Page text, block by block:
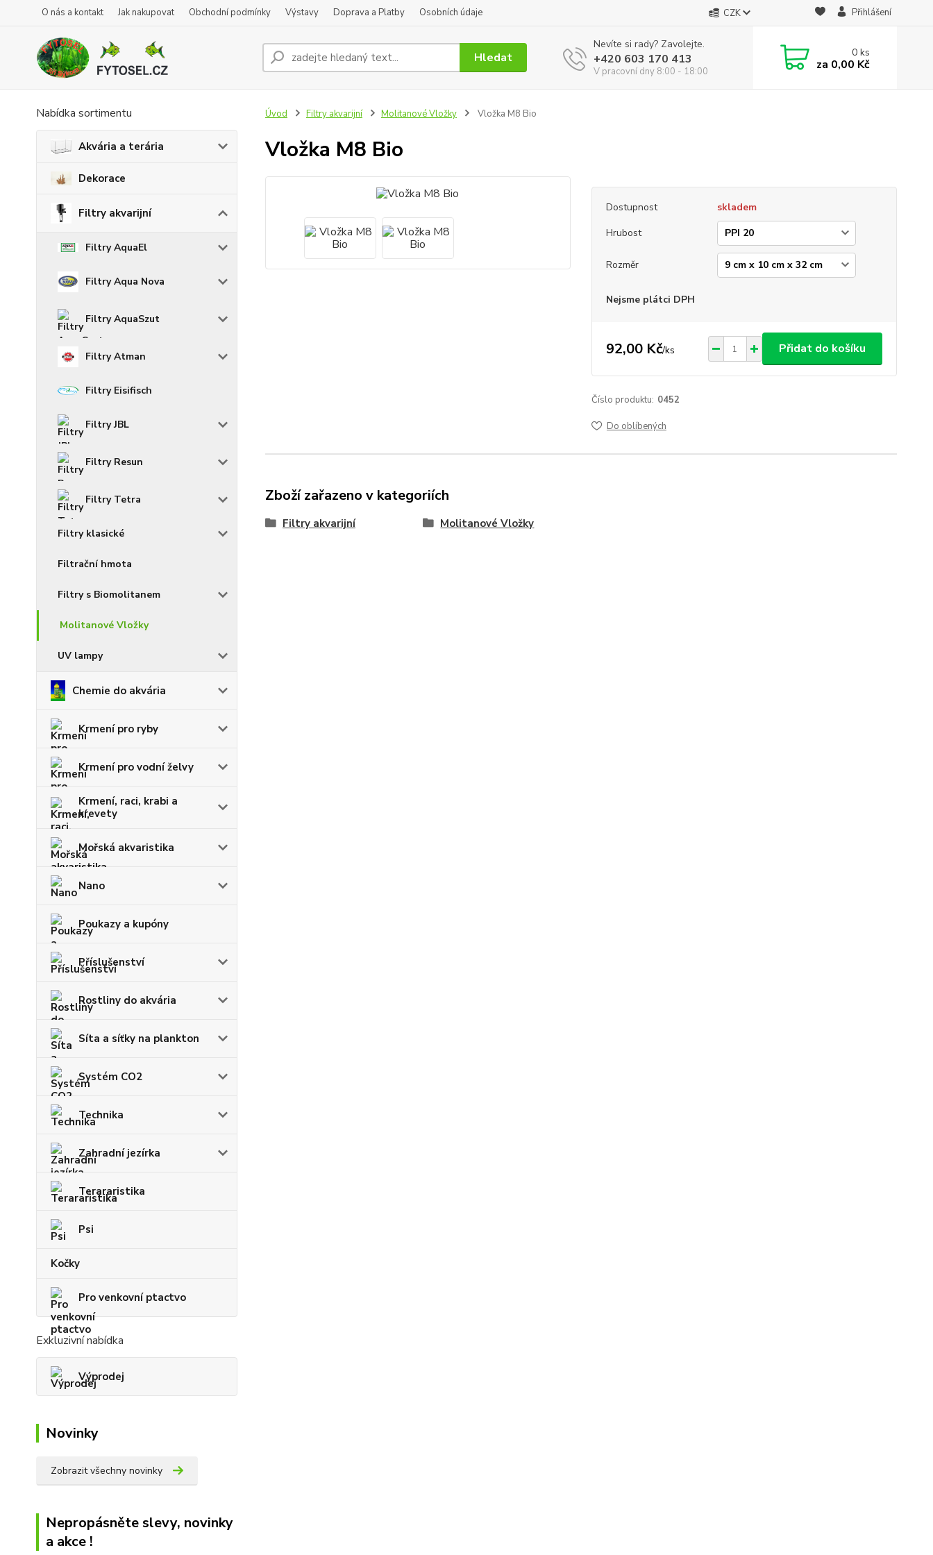
O nás a kontakt Jak nakupovat Obchodní podmínky Výstavy Doprava a Platby Osobních údaje CZK Přihlášení
Hledat
Nevíte si rady? Zavolejte.
+420 603 170 413
V pracovní dny 8:00 - 18:00
0ks
za 0,00 Kč
Nabídka sortimentu
Akvária a terária
Dekorace
Filtry akvarijní
Filtry AquaEl
Filtry Aqua Nova
Filtry AquaSzut
Filtry Atman
Filtry Eisifisch
Filtry JBL
Filtry Resun
Filtry Tetra
Filtry klasické
Filtrační hmota
Filtry s Biomolitanem
Molitanové Vložky
UV lampy
Chemie do akvária
Krmení pro ryby
Krmení pro vodní želvy
Krmení, raci, krabi a
krevety
Mořská akvaristika
Nano
Poukazy a kupóny
Příslušenství
Rostliny do akvária
Síta a síťky na plankton
Systém CO2
Technika
Zahradní jezírka
Terararistika
Psi
Kočky
Pro venkovní ptactvo
Exkluzivní nabídka
Výprodej
Novinky
Zobrazit všechny novinky
Nepropásněte slevy, novinky
a akce !
Úvod Filtry akvarijní Molitanové Vložky Vložka M8 Bio
Vložka M8 Bio
Dostupnost
skladem
Hrubost
Rozměr
Nejsme plátci DPH
92,00 Kč/ks Přidat do košíku
Číslo produktu: 0452
Do oblíbených
Zboží zařazeno v kategoriích
Filtry akvarijní Molitanové Vložky